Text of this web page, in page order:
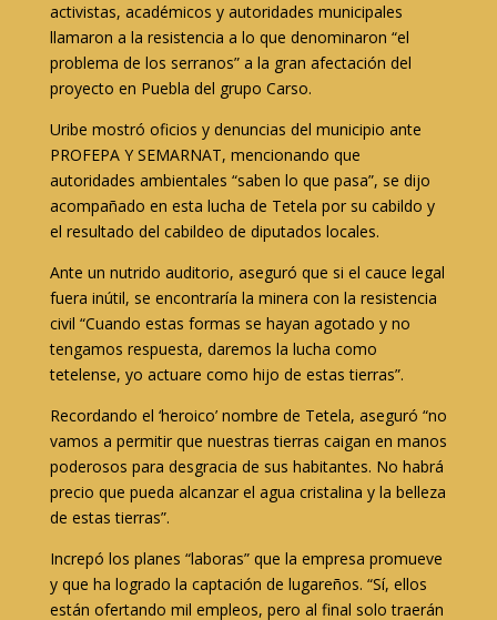
activistas, académicos y autoridades municipales
llamaron a la resistencia a lo que denominaron “el
problema de los serranos” a la gran afectación del
proyecto en Puebla del grupo Carso.
Uribe mostró oficios y denuncias del municipio ante
PROFEPA Y SEMARNAT, mencionando que
autoridades ambientales “saben lo que pasa”, se dijo
acompañado en esta lucha de Tetela por su cabildo y
el resultado del cabildeo de diputados locales.
Ante un nutrido auditorio, aseguró que si el cauce legal
fuera inútil, se encontraría la minera con la resistencia
civil “Cuando estas formas se hayan agotado y no
tengamos respuesta, daremos la lucha como
tetelense, yo actuare como hijo de estas tierras”.
Recordando el ‘heroico’ nombre de Tetela, aseguró “no
vamos a permitir que nuestras tierras caigan en manos
poderosos para desgracia de sus habitantes. No habrá
precio que pueda alcanzar el agua cristalina y la belleza
de estas tierras”.
Increpó los planes “laboras” que la empresa promueve
y que ha logrado la captación de lugareños. “Sí, ellos
están ofertando mil empleos, pero al final solo traerán